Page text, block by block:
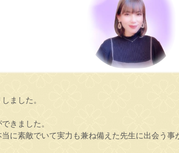
ました。
きました。
に素敵でいて実力も兼ね備えた先生に出会う事